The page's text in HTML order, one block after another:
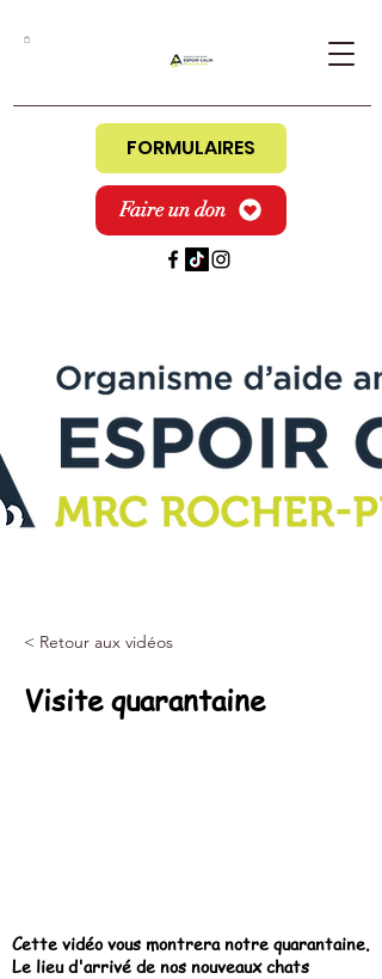
Faire un don
FORMULAIRES
< Retour aux vidéos
Visite quarantaine
Cette vidéo vous montrera notre quarantaine.
Le lieu d'arrivé de nos nouveaux chats